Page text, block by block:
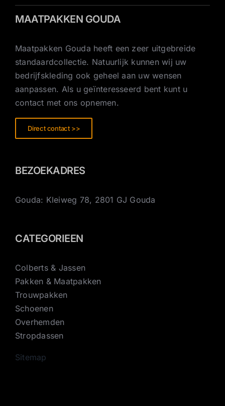
MAATPAKKEN GOUDA
Maatpakken Gouda heeft een zeer uitgebreide
standaardcollectie. Natuurlijk kunnen wij uw
bedrijfskleding ook geheel aan uw wensen
aanpassen. Als u geïnteresseerd bent kunt u
contact met ons opnemen.
Direct contact >>
BEZOEKADRES
Gouda: Kleiweg 78, 2801 GJ Gouda
CATEGORIEEN
Colberts & Jassen
Pakken & Maatpakken
Trouwpakken
Schoenen
Overhemden
Stropdassen
Sitemap